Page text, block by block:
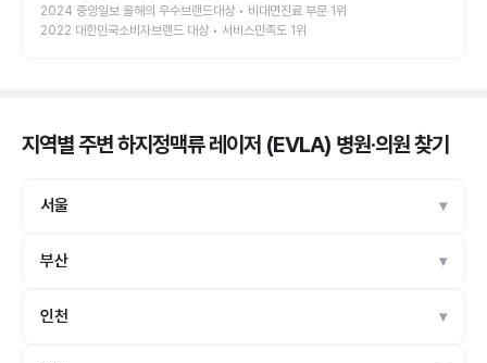
2024 중앙일보 올해의 우수브랜드대상 • 비대면진료 부문 1위
2022 대한민국소비자브랜드 대상 • 서비스만족도 1위
지역별 주변 하지정맥류 레이저 (EVLA) 병원·의원찾기
서울
부산
인천